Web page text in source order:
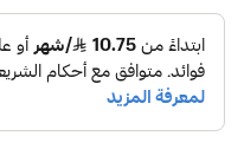
خلاط مطبخ جداري KA-2417-1
طقم تثبيت متكامل
كتيب إرشادات تركيب
🧭 الاستخدام المثالي:
المطابخ المنزلية اليومية